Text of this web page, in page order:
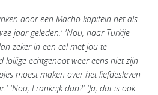
door een Macho kapitein net als
jaar geleden.' 'Nou, naar Turkije
zeker in een cel met jou te
echtgenoot weer eens niet zijn
moest maken over het liefdesleven
'Nou, Frankrijk dan?' 'Ja, dat is ook